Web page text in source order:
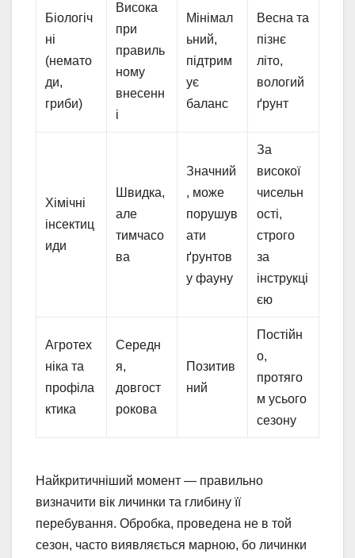
Біологіч
ні
(немато
ди,
гриби)
Висока
при
правиль
ному
внесенн
і
Мінімал
ьний,
підтрим
ує
баланс
Весна та
пізнє
літо,
вологий
ґрунт
Хімічні
інсектиц
иди
Швидка,
але
тимчасо
ва
Значний
, може
порушув
ати
ґрунтов
у фауну
За
високої
чисельн
ості,
строго
за
інструкці
єю
Агротех
ніка та
профіла
ктика
Середн
я,
довгост
рокова
Позитив
ний
Постійн
о,
протяго
м усього
сезону
Найкритичніший момент — правильно
визначити вік личинки та глибину її
перебування. Обробка, проведена не в той
сезон, часто виявляється марною, бо личинки